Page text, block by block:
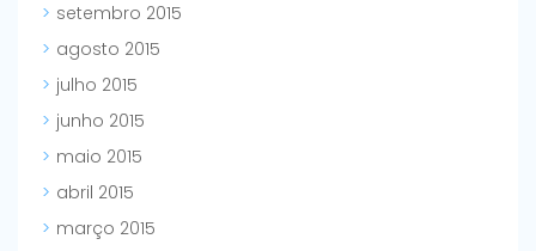
setembro 2015
agosto 2015
julho 2015
junho 2015
maio 2015
abril 2015
março 2015